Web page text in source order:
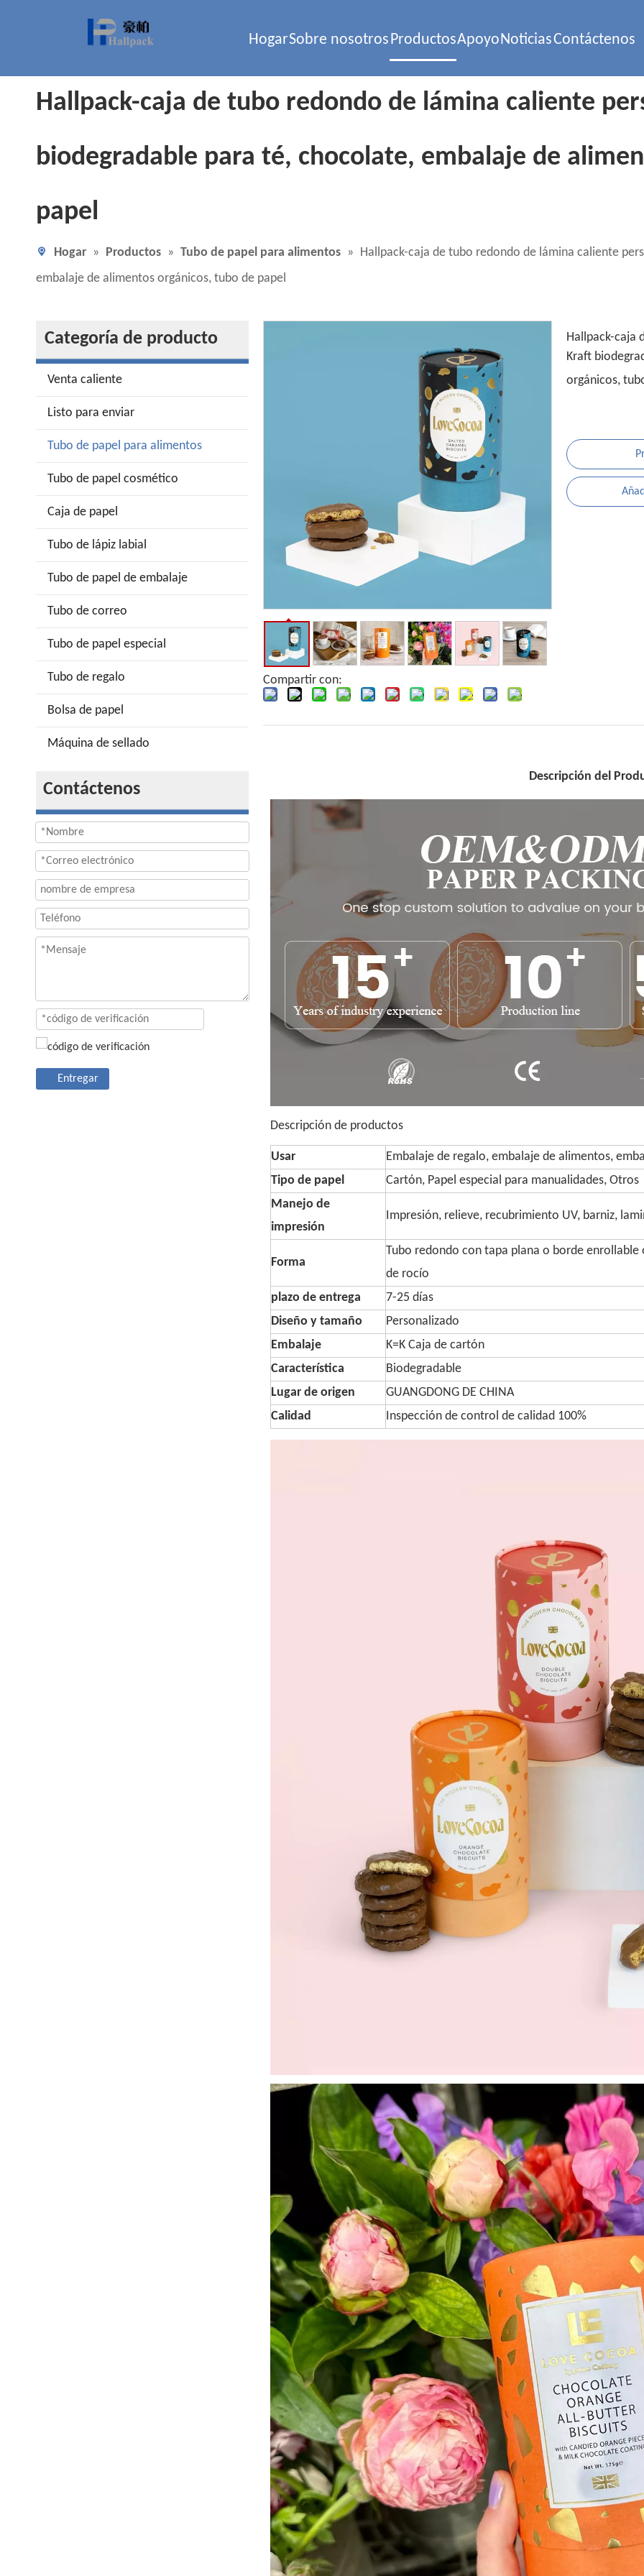
HogarSobre nosotrosProductosApoyoNoticiasContáctenos
Hallpack-caja de tubo redondo de lámina caliente
biodegradable para té, chocolate, embalaje de
papel
Hogar » Productos » Tubo de papel para alimentos » Hallpack-caja de tubo redondo de lámina caliente
embalaje de alimentos orgánicos, tubo de papel
Categoría de producto
Venta caliente
Listo para enviar
Tubo de papel para alimentos
Tubo de papel cosmético
Caja de papel
Tubo de lápiz labial
Tubo de papel de embalaje
Tubo de correo
Tubo de papel especial
Tubo de regalo
Bolsa de papel
Máquina de sellado
Contáctenos
Entregar
Compartir con:
Hallpack-caja
Kraft
orgánicos,
Descripción del
Descripción de productos
Usar
Embalaje de regalo, embalaje de alimentos,
Tipo de papel
Cartón, Papel especial para manualidades, Otros
Manejo de
impresión
Impresión, relieve, recubrimiento UV, barniz,
Forma
Tubo redondo con tapa plana o borde
de rocío
plazo de entrega
7-25 días
Diseño y tamaño
Personalizado
Embalaje
K=K Caja de cartón
Característica
Biodegradable
Lugar de origen
GUANGDONG DE CHINA
Calidad
Inspección de control de calidad 100%